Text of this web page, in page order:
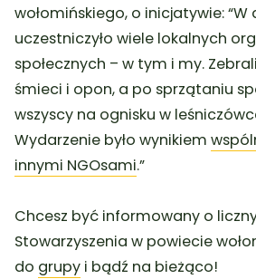
wołomińskiego, o inicjatywie:
uczestniczyło wiele lokalnych
społecznych – w tym i my.
śmieci i opon, a po sprzątaniu
wszyscy na ognisku w
Wydarzenie było wynikiem
innymi NGOsami.”
Chcesz być informowany o
Stowarzyszenia w powiecie
do grupy i bądź na bieżąco!